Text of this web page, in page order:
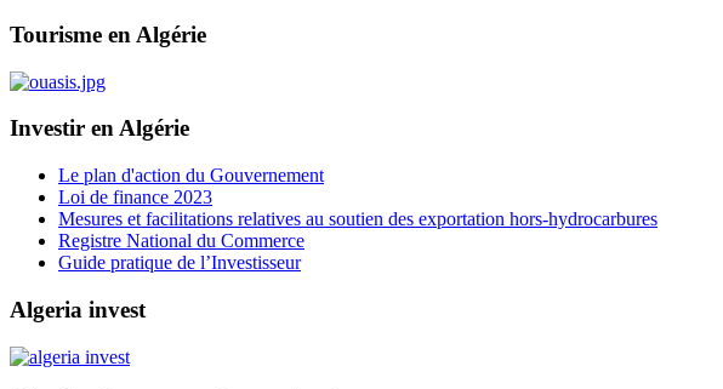
Tourisme en Algérie
Investir en Algérie
Le plan d'action du Gouvernement
Loi de finance 2023
Mesures et facilitations relatives au soutien des exportation hors-hydrocarbures
Registre National du Commerce
Guide pratique de l’Investisseur
Algeria invest